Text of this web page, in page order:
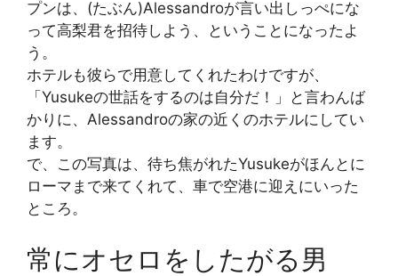
プンは、(たぶん)Alessandroが言い出しっぺにな
って高梨君を招待しよう、ということになったよ
う。
ホテルも彼らで用意してくれたわけですが、
「Yusukeの世話をするのは自分だ！」と言わんば
かりに、Alessandroの家の近くのホテルにしてい
ます。
で、この写真は、待ち焦がれたYusukeがほんとに
ローマまで来てくれて、車で空港に迎えにいった
ところ。
常にオセロをしたがる男